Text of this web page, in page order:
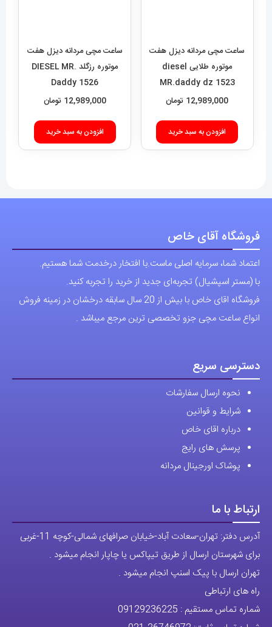
افزودن به سبد خرید
12,989,000 تومان
افزودن به سبد خرید
با (مستر اسپشیال) تجربه‌ای جدید از خرید را تجربه کنید.
فروشگاه اقای خاص با بیش از 20 سال سابقه درخشان در زمینه فروش
انواع ساعت مچی جزو تخصصی ترین مرجع میباشد .
دسترسی سریع
شرایط و قوانین
درباره اقای خاص
پرسش های رایج
پوشاک اورجینال مردانه
ارتباط با ما
برای شهرستان ارسال از طریق تیپاکس یا چاپار انجام میشود .
تهران ارسال با پیک اسنپ انجام میشود .
راه های ارتباطی
شماره تماس مستقیم :
09129236225
شماره تماس ثابت:
26746972
تلگرام